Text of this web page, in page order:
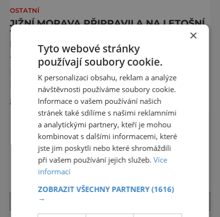
OSTATNÍ
JIŽNÍ MORAVA PŘIPRAVILA NA LETOŠNÍ
TURISTICKOU SEZONU UNIKÁTNÍ
NOVINKU
Turistická karta s názvem MojaKarta
představuje balík výhod pro zpříjemnění
pobytu na jižní Moravě. Do spolupráce se
díky ní pustily turistické cíle a nabídka
ubytovatelů. Návštěvníkům umožní
poznávat výhodně památky a dopřát si
zážitky napříč krajem. Karta bude k dispozici
pro každého, kdo se u partnerských
ubytovatelů zdrží alespoň dvě noci. Po vzoru
dobré praxe ze zahraničí či některých turi
zobrazit více >>
DALŠÍ ČLÁNKY ›
×
Tyto webové stránky
používají soubory cookie.
K personalizaci obsahu, reklam a analýze
návštěvnosti používáme soubory cookie.
Informace o vašem používání našich
stránek také sdílíme s našimi reklamními
a analytickými partnery, kteří je mohou
kombinovat s dalšími informacemi, které
jste jim poskytli nebo které shromáždili
při vašem používání jejich služeb.Více
informací
ZOBRAZIT VŠECHNY PARTNERY(1616)
→